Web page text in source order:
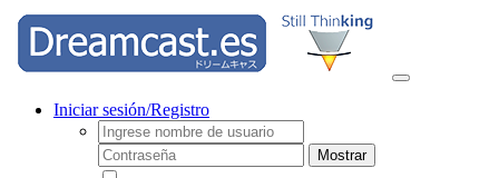
Iniciar sesión/Registro
Mostrar